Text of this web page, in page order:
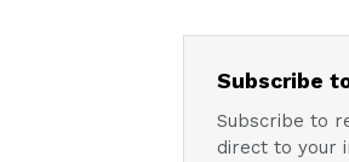
Subscribe
Subscribe to
direct to your